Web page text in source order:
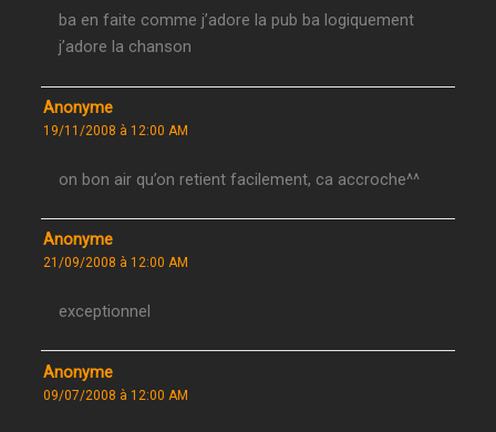
ba en faite comme j’adore la pub ba logiquement
j’adore la chanson
Anonyme
19/11/2008 à 12:00 AM
on bon air qu’on retient facilement, ca accroche^^
Anonyme
21/09/2008 à 12:00 AM
exceptionnel
Anonyme
09/07/2008 à 12:00 AM